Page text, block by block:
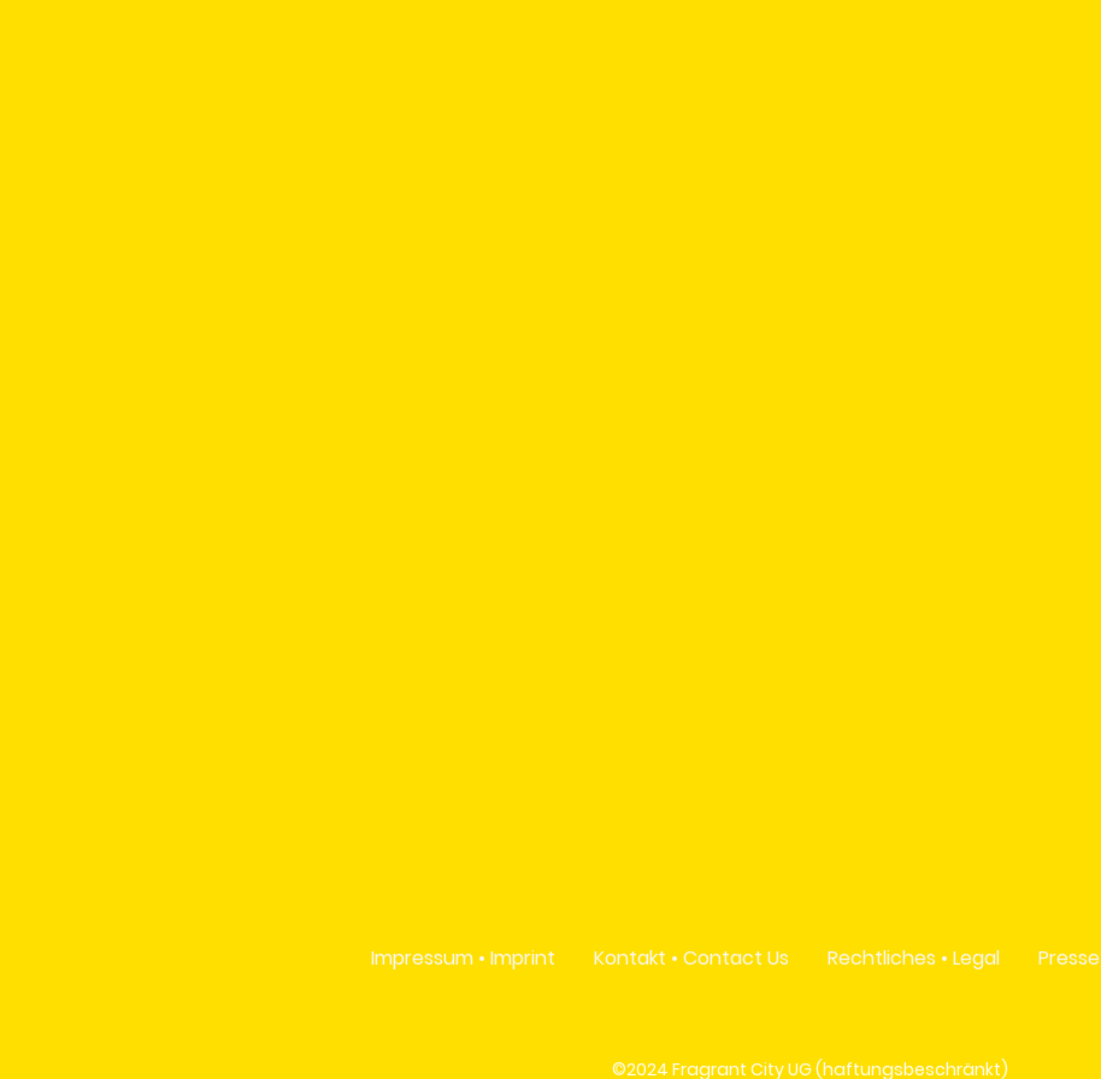
Impressum • Imprint Kontakt • Contact Us Rechtliches • Legal Presse
©2024 Fragrant City UG (haftungsbeschränkt)